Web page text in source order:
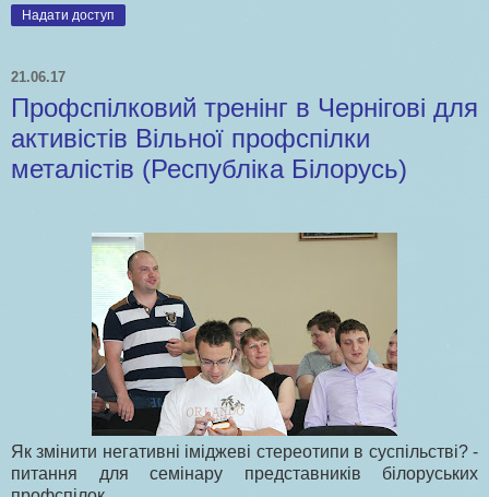
Надати доступ
21.06.17
Профспілковий тренінг в Чернігові для
активістів Вільної профспілки
металістів (Республіка Білорусь)
Як змінити негативні іміджеві стереотипи в суспільстві? -
питання для семінару представників білоруських